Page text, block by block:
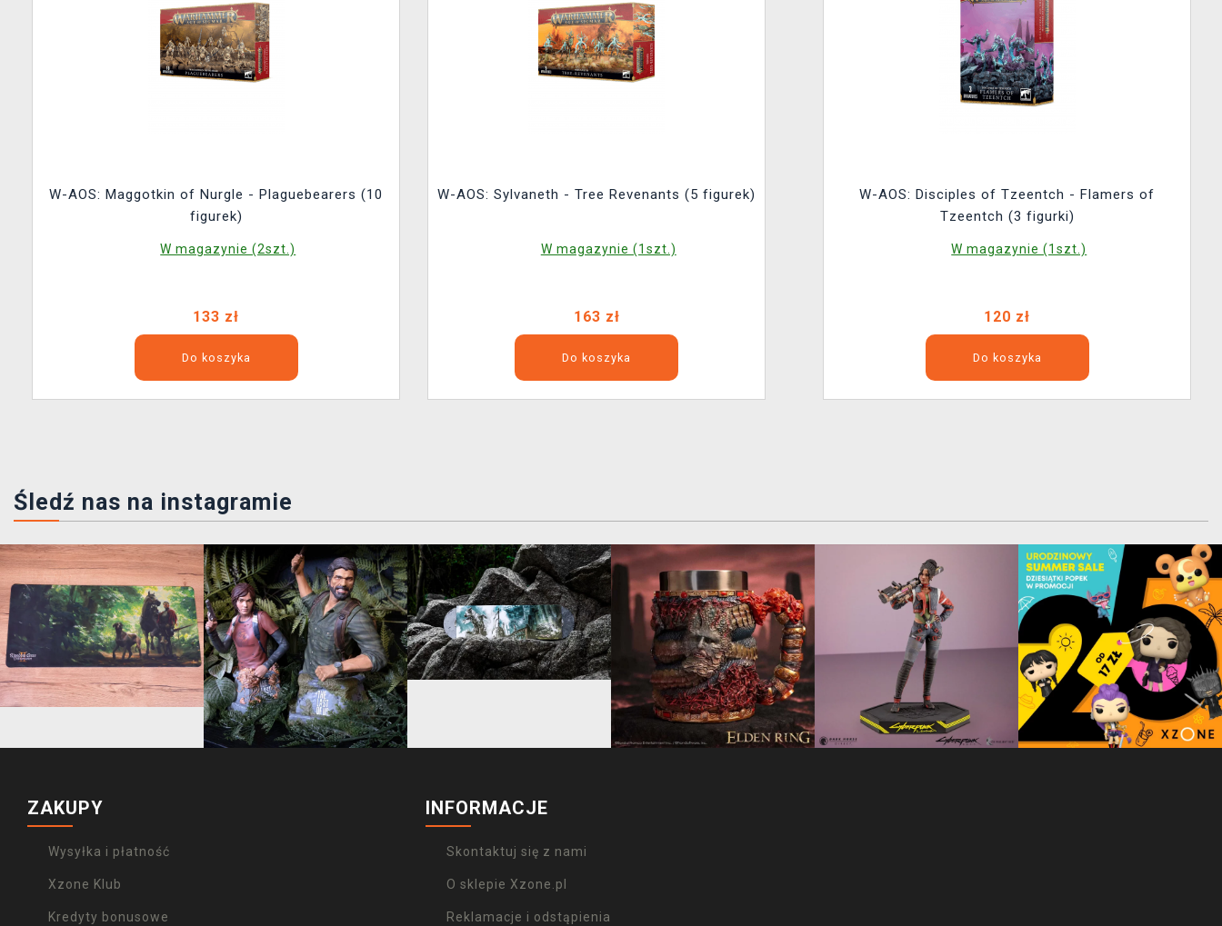
W-AOS: Maggotkin of Nurgle - Plaguebearers (10
figurek)
W magazynie (2szt.)
133 zł
Do koszyka
W-AOS: Sylvaneth - Tree Revenants (5 figurek)
W magazynie (1szt.)
163 zł
Do koszyka
W-AOS: Disciples of Tzeentch - Flamers of
Tzeentch (3 figurki)
W magazynie (1szt.)
120 zł
Do koszyka
Śledź nas na instagramie
ZAKUPY
Wysyłka i płatność
Xzone Klub
Kredyty bonusowe
INFORMACJE
Skontaktuj się z nami
O sklepie Xzone.pl
Reklamacje i odstąpienia